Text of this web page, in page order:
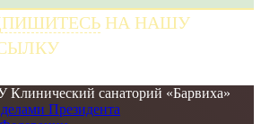
НА НАШУ
санаторий «Барвиха»
Президента